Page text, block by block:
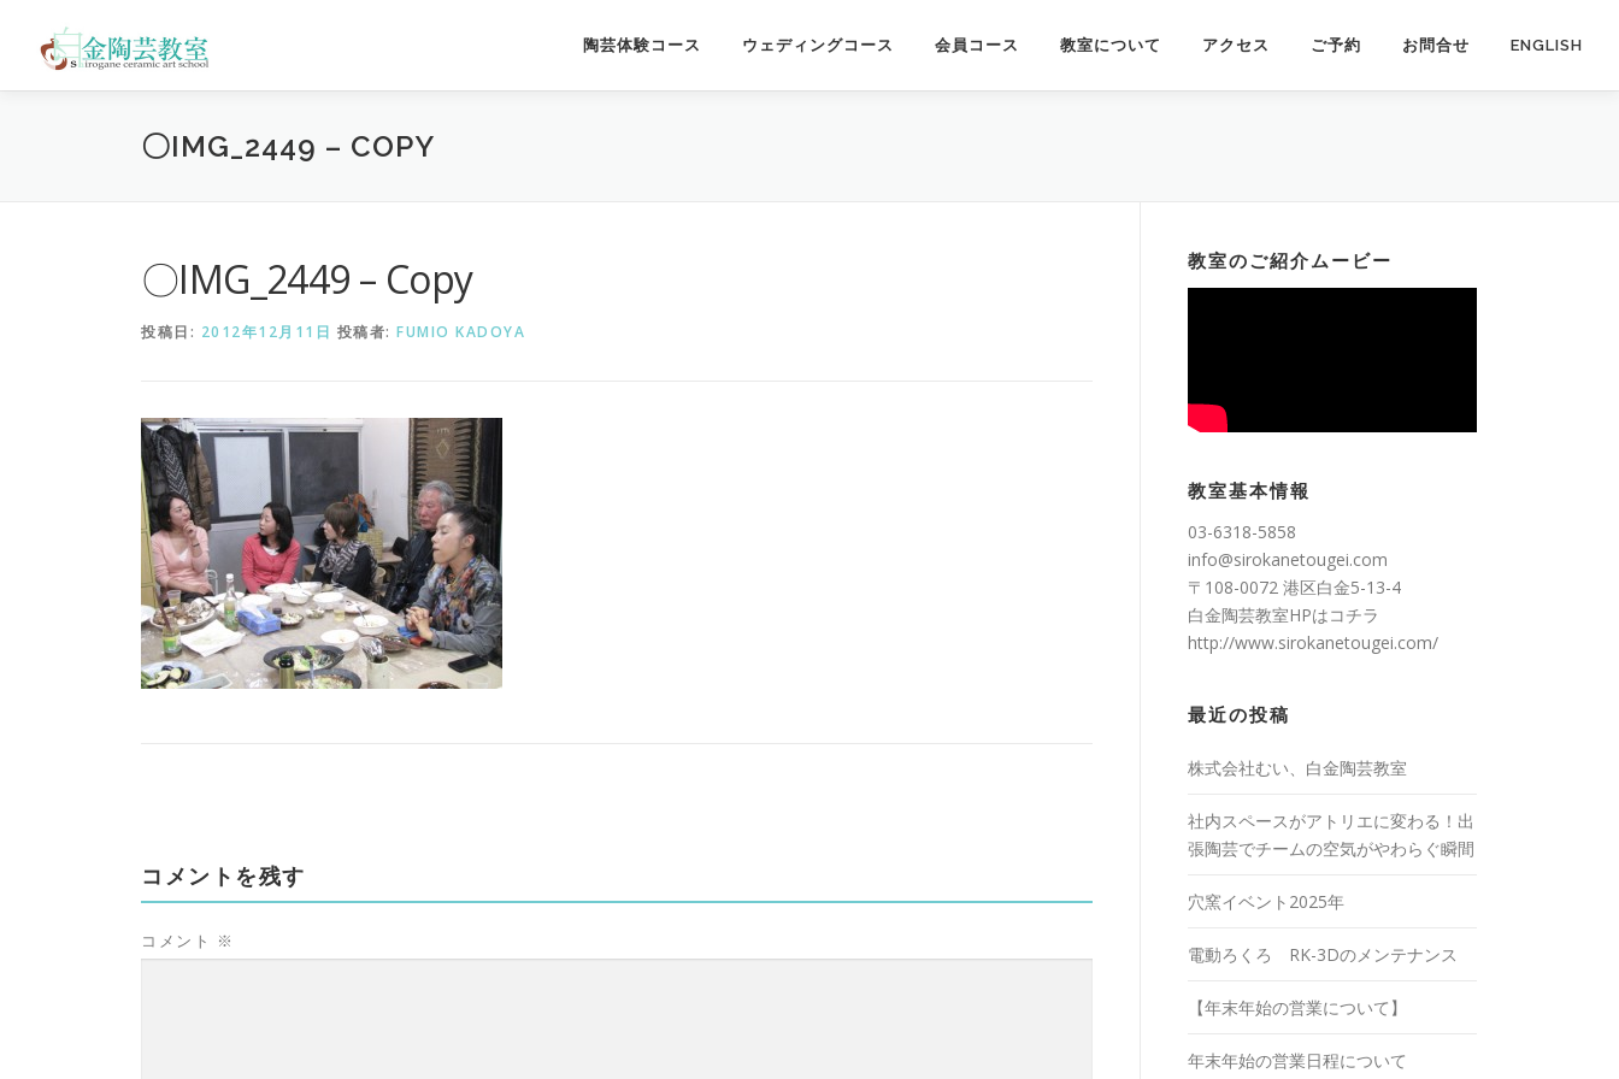
ン
陶芸体験コース ウェディングコース 会員コース 教室について アクセス ご予約 お問合せ ENGLISH
〇IMG_2449 – COPY
〇IMG_2449 – Copy
投稿日: 2012年12月11日 投稿者: FUMIO KADOYA
コメントを残す
コメント ※
教室のご紹介ムービー
教室基本情報
03-6318-5858
info@sirokanetougei.com
〒108-0072 港区白金5-13-4
白金陶芸教室HPはコチラ
http://www.sirokanetougei.com/
最近の投稿
株式会社むい、白金陶芸教室
社内スペースがアトリエに変わる！出
張陶芸でチームの空気がやわらぐ瞬間
穴窯イベント2025年
電動ろくろ RK-3Dのメンテナンス
【年末年始の営業について】
年末年始の営業日程について